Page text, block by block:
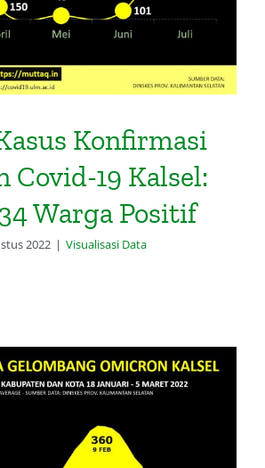
Konfirmasi
Covid-19 Kalsel:
Warga Positif
2022 | Visualisasi Data